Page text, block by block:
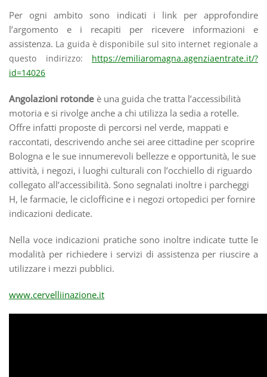
Per ogni ambito sono indicati i link per approfondire
l’argomento e i recapiti per ricevere informazioni e
assistenza. La guida è disponibile sul sito internet regionale a
questo indirizzo: https://emiliaromagna.agenziaentrate.it/?
id=14026
Angolazioni rotonde è una guida che tratta l’accessibilità
motoria e si rivolge anche a chi utilizza la sedia a rotelle.
Offre infatti proposte di percorsi nel verde, mappati e
raccontati, descrivendo anche sei aree cittadine per scoprire
Bologna e le sue innumerevoli bellezze e opportunità, le sue
attività, i negozi, i luoghi culturali con l’occhiello di riguardo
collegato all’accessibilità. Sono segnalati inoltre i parcheggi
H, le farmacie, le ciclofficine e i negozi ortopedici per fornire
indicazioni dedicate.
Nella voce indicazioni pratiche sono inoltre indicate tutte le
modalità per richiedere i servizi di assistenza per riuscire a
utilizzare i mezzi pubblici.
www.cervelliinazione.it